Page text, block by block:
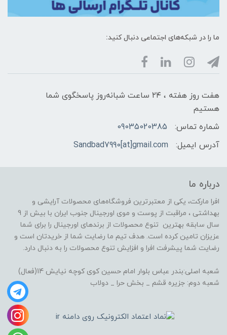
ما را در شبکه‌های اجتماعی دنبال کنید:
هفت روز هفته ، ۲۴ ساعت شبانه‌روز پاسخگوی شما
هستیم
شماره تماس:
09035020385
آدرس ایمیل:
Sandbad7990[at]gmail.com
درباره ما
افرا مارکت، یکی از معتبرترین فروشگاه‌های محصولات آرایشی و
بهداشتی ، مراقبت از پوست و موی اورجینال جنوب ایران با بیش از 9
سال سابقه بهترین تنوع محصولات از برندهای اورجینال را برای شما
عزیزان تامین کرده است. هدف تیم ما رضایت شما از خریدتان است و
رضایت شما پیشرفت افرا و افزایش تنوع محصولات را به دنبال دارد.
شعبه اصلی:بندر عباس بلوار امام حسین کوی کوچه نیایش 14(فعال)
شعبه دوم: جزیره قشم _ بخش حرا _ دولاب